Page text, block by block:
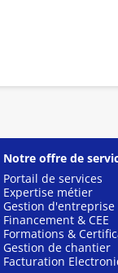
Notre offre de
Portail de services
Expertise métier
Gestion d'entreprise
Financement & CEE
Formations &
Gestion de chantier
Facturation